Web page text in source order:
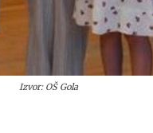
Izvor: OŠ Gola